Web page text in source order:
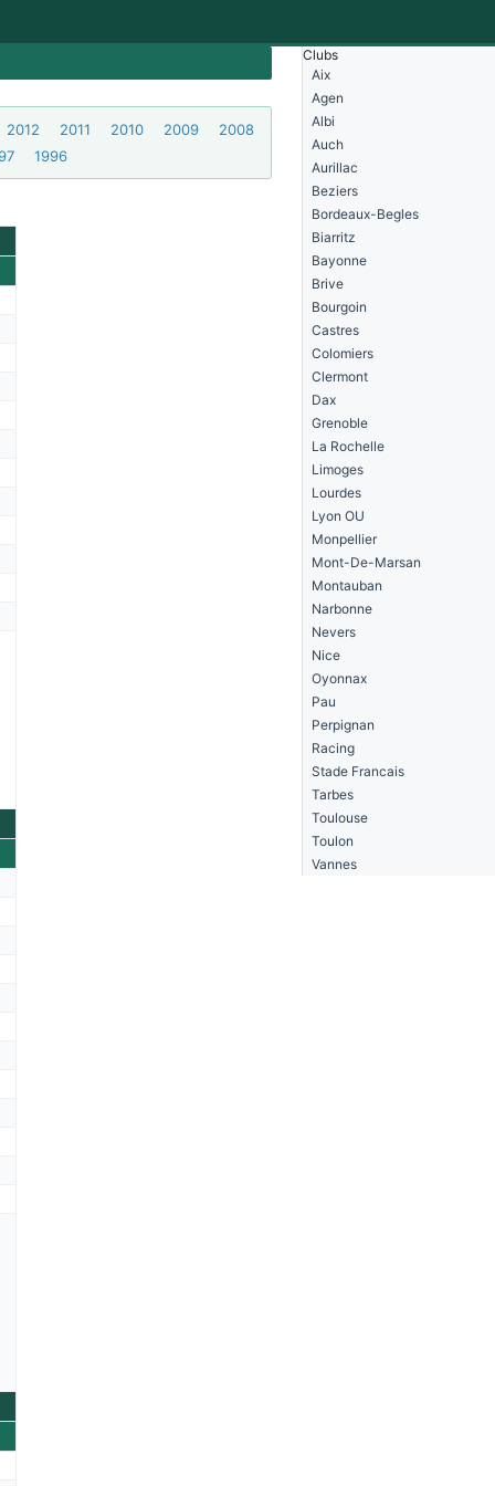
2012 2011 2010 2009
2008
1996
Clubs
Aix
Agen
Albi
Auch
Aurillac
Beziers
Bordeaux-Begles
Biarritz
Bayonne
Brive
Bourgoin
Castres
Colomiers
Clermont
Dax
Grenoble
La Rochelle
Limoges
Lourdes
Lyon OU
Monpellier
Mont-De-Marsan
Montauban
Narbonne
Nevers
Nice
Oyonnax
Pau
Perpignan
Racing
Stade Francais
Tarbes
Toulouse
Toulon
Vannes